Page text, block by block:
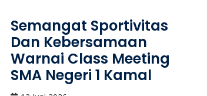
Semangat Sportivitas
Dan Kebersamaan
Warnai Class Meeting
SMA Negeri 1 Kamal